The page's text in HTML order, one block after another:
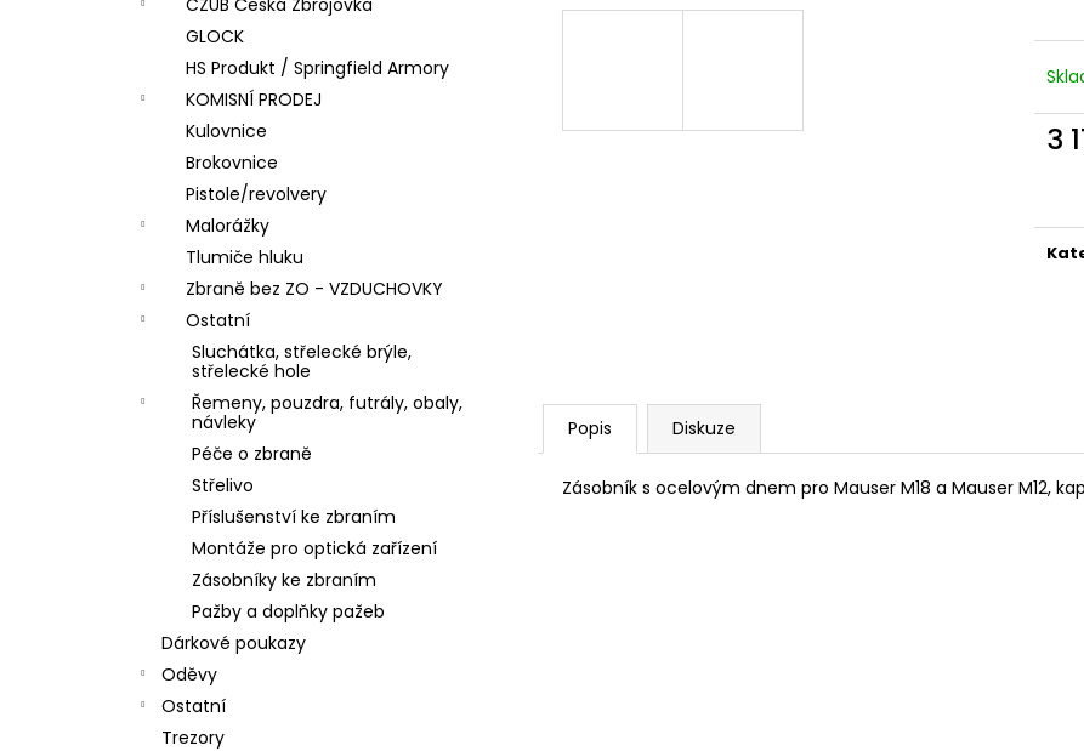
CZUB Česká Zbrojovka
GLOCK
HS Produkt / Springfield Armory
KOMISNÍ PRODEJ
Kulovnice
Brokovnice
Pistole/revolvery
Malorážky
Tlumiče hluku
Zbraně bez ZO - VZDUCHOVKY
Ostatní
Sluchátka, střelecké brýle,
střelecké hole
Řemeny, pouzdra, futrály, obaly,
návleky
Péče o zbraně
Střelivo
Příslušenství ke zbraním
Montáže pro optická zařízení
Zásobníky ke zbraním
Pažby a doplňky pažeb
Dárkové poukazy
Oděvy
Ostatní
Trezory
3
Popis Diskuze
Zásobník s ocelovým dnem pro Mauser M18 a Mauser M12,
DÁRKOVÝ POUKAZ (DO POZNÁMKY
NAPSAT JMÉNO OBDAROVANÉHO)
500 Kč
MAUSER KŠILTOVKA ZELENÁ
NŮŽ ZAVÍRACÍ